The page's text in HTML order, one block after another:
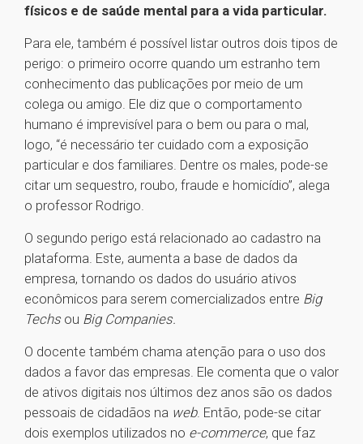
físicos e de saúde mental para a vida particular.
Para ele, também é possível listar outros dois tipos de
perigo: o primeiro ocorre quando um estranho tem
conhecimento das publicações por meio de um
colega ou amigo. Ele diz que o comportamento
humano é imprevisível para o bem ou para o mal,
logo, “é necessário ter cuidado com a exposição
particular e dos familiares. Dentre os males, pode-se
citar um sequestro, roubo, fraude e homicídio”, alega
o professor Rodrigo.
O segundo perigo está relacionado ao cadastro na
plataforma. Este, aumenta a base de dados da
empresa, tornando os dados do usuário ativos
econômicos para serem comercializados entre Big
Techs ou Big Companies.
O docente também chama atenção para o uso dos
dados a favor das empresas. Ele comenta que o valor
de ativos digitais nos últimos dez anos são os dados
pessoais de cidadãos na web. Então, pode-se citar
dois exemplos utilizados no e-commerce, que faz